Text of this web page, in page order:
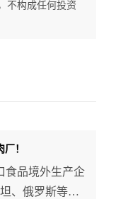
不构成任何投资
！
食品境外生产企
、俄罗斯等国5